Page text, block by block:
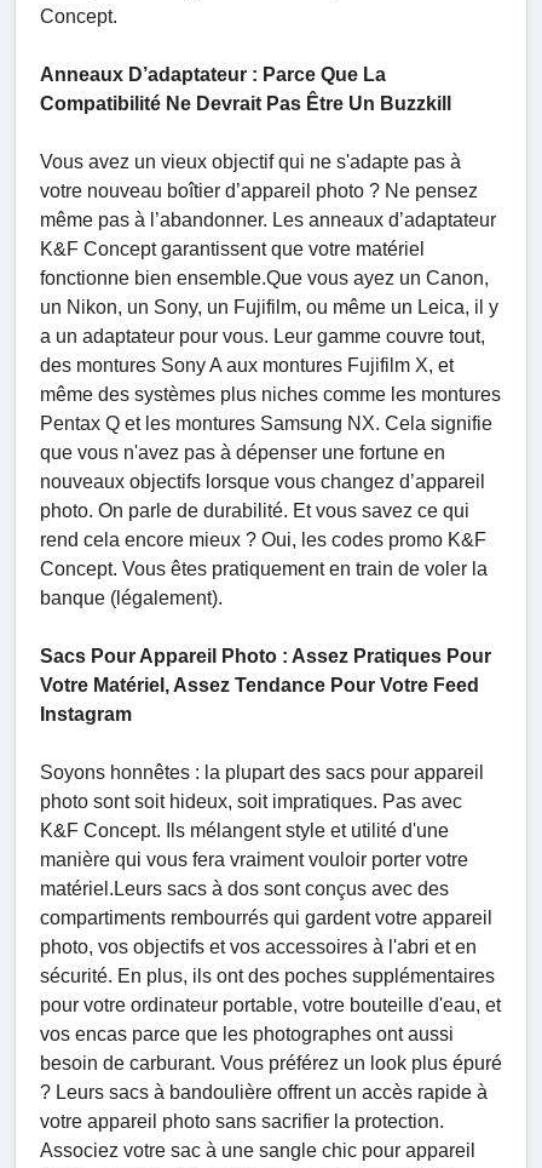
Concept.
Anneaux D’adaptateur : Parce Que La
Compatibilité Ne Devrait Pas Être Un Buzzkill
Vous avez un vieux objectif qui ne s'adapte pas à
votre nouveau boîtier d’appareil photo ? Ne pensez
même pas à l’abandonner. Les anneaux d’adaptateur
K&F Concept garantissent que votre matériel
fonctionne bien ensemble.Que vous ayez un Canon,
un Nikon, un Sony, un Fujifilm, ou même un Leica, il y
a un adaptateur pour vous. Leur gamme couvre tout,
des montures Sony A aux montures Fujifilm X, et
même des systèmes plus niches comme les montures
Pentax Q et les montures Samsung NX. Cela signifie
que vous n'avez pas à dépenser une fortune en
nouveaux objectifs lorsque vous changez d’appareil
photo. On parle de durabilité. Et vous savez ce qui
rend cela encore mieux ? Oui, les codes promo K&F
Concept. Vous êtes pratiquement en train de voler la
banque (légalement).
Sacs Pour Appareil Photo : Assez Pratiques Pour
Votre Matériel, Assez Tendance Pour Votre Feed
Instagram
Soyons honnêtes : la plupart des sacs pour appareil
photo sont soit hideux, soit impratiques. Pas avec
K&F Concept. Ils mélangent style et utilité d'une
manière qui vous fera vraiment vouloir porter votre
matériel.Leurs sacs à dos sont conçus avec des
compartiments rembourrés qui gardent votre appareil
photo, vos objectifs et vos accessoires à l'abri et en
sécurité. En plus, ils ont des poches supplémentaires
pour votre ordinateur portable, votre bouteille d'eau, et
vos encas parce que les photographes ont aussi
besoin de carburant. Vous préférez un look plus épuré
? Leurs sacs à bandoulière offrent un accès rapide à
votre appareil photo sans sacrifier la protection.
Associez votre sac à une sangle chic pour appareil